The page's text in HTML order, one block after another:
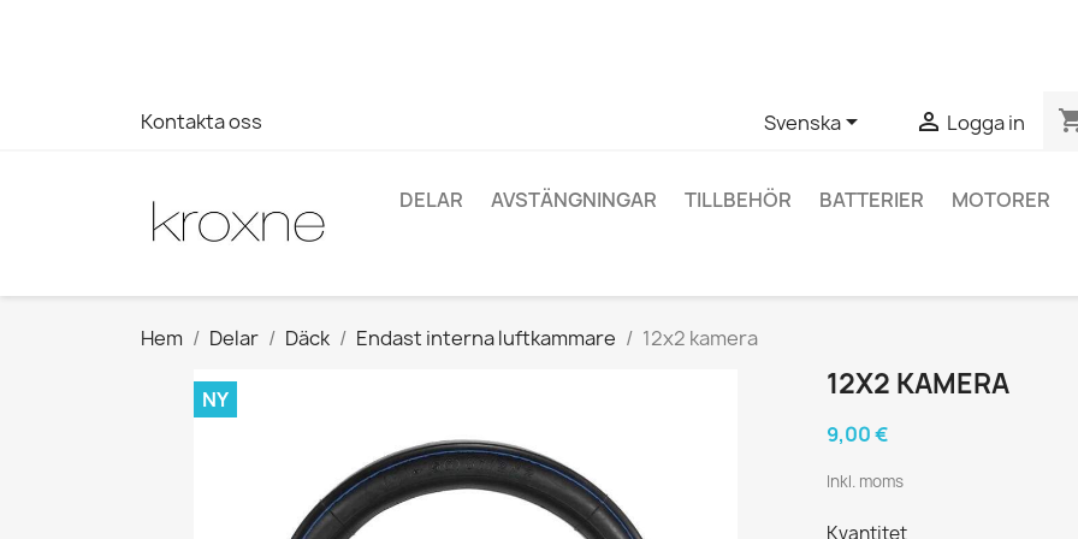
Kontakta oss Svenska  Logga in
DELAR AVSTÄNGNINGAR TILLBEHÖR BATTERIER MOTORER
Hem Delar Däck Endast interna luftkammare 12x2 kamera
NY 12X2 KAMERA
9,00 €
Inkl. moms
Kvantitet